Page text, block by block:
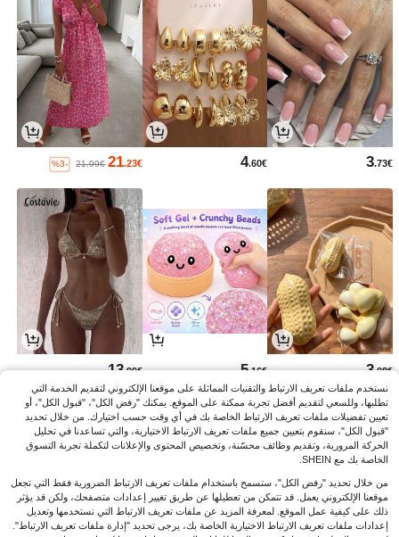
3.73€
4.60€
21.23€
21.99€
%3-
3.08€
5.16€
13.99€
نستخدم ملفات تعريف الارتباط والتقنيات المماثلة على موقعنا الإلكتروني لتقديم الخدمة التي
تطلبها، وللسعي لتقديم أفضل تجربة ممكنة على الموقع. يمكنك "رفض الكل"، "قبول الكل"، أو
تعيين تفضيلات ملفات تعريف الارتباط الخاصة بك في أي وقت حسب اختيارك. من خلال تحديد
"قبول الكل"، سنقوم بتعيين جميع ملفات تعريف الارتباط الاختيارية، والتي تساعدنا في تحليل
الحركة المرورية، وتقديم وظائف محسّنة، وتخصيص المحتوى والإعلانات لتكملة تجربة التسوق
الخاصة بك مع SHEIN.
من خلال تحديد "رفض الكل"، ستسمح باستخدام ملفات تعريف الارتباط الضرورية فقط التي تجعل
موقعنا الإلكتروني يعمل. قد تتمكن من تعطيلها عن طريق تغيير إعدادات متصفحك، ولكن قد يؤثر
ذلك على كيفية عمل الموقع. لمعرفة المزيد عن ملفات تعريف الارتباط التي نستخدمها وتعديل
إعدادات ملفات تعريف الارتباط الاختيارية الخاصة بك، يرجى تحديد "إدارة ملفات تعريف الارتباط".